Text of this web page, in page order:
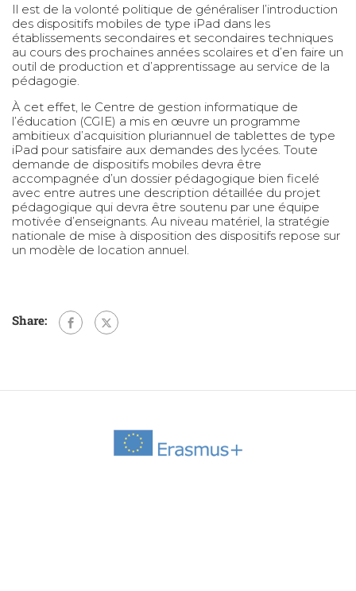
Il est de la volonté politique de généraliser l’introduction
des dispositifs mobiles de type iPad dans les
établissements secondaires et secondaires techniques
au cours des prochaines années scolaires et d’en faire un
outil de production et d’apprentissage au service de la
pédagogie.
À cet effet, le Centre de gestion informatique de
l’éducation (CGIE) a mis en œuvre un programme
ambitieux d’acquisition pluriannuel de tablettes de type
iPad pour satisfaire aux demandes des lycées. Toute
demande de dispositifs mobiles devra être
accompagnée d’un dossier pédagogique bien ficelé
avec entre autres une description détaillée du projet
pédagogique qui devra être soutenu par une équipe
motivée d’enseignants. Au niveau matériel, la stratégie
nationale de mise à disposition des dispositifs repose sur
un modèle de location annuel.
Share: